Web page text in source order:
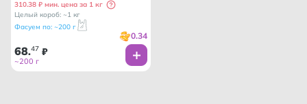
310.38 ₽ мин. цена за 1 кг
Целый короб: ~1 кг
Фасуем по: ~200 г
0.34
68.47 ₽
~200 г